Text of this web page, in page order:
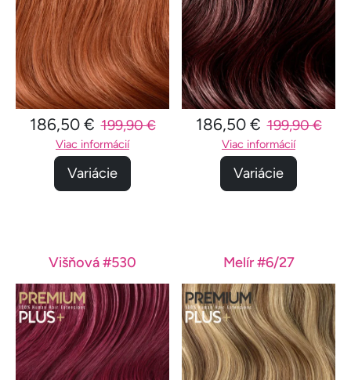
186,50 € 199,90 €
Viac informácií
Variácie
186,50 € 199,90 €
Viac informácií
Variácie
Višňová #530 Melír #6/27